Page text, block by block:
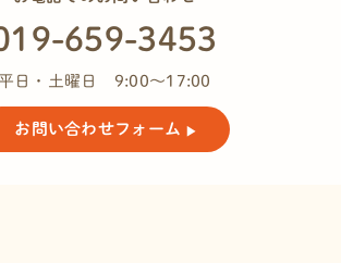
659-3453
平日・土曜日 9:00～17:00
お問い合わせフォーム